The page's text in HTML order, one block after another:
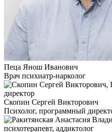
Пеца Янош Иванович
Врач психиатр-нарколог
Скопин Сергей Викторович
Психолог, программный